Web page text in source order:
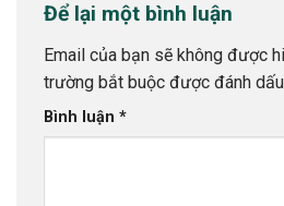
Để lại một bình luận
Email của bạn sẽ không được
trường bắt buộc được đánh dấu
Bình luận *